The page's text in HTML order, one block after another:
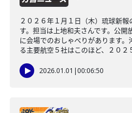
２０２６年１月１日（木）琉球新報
す。担当は上地和夫さんです。公開
に会場でのおしゃべりがあります。
る主要航空５社はこのほど、２０２
2026.01.01 |00:06:50